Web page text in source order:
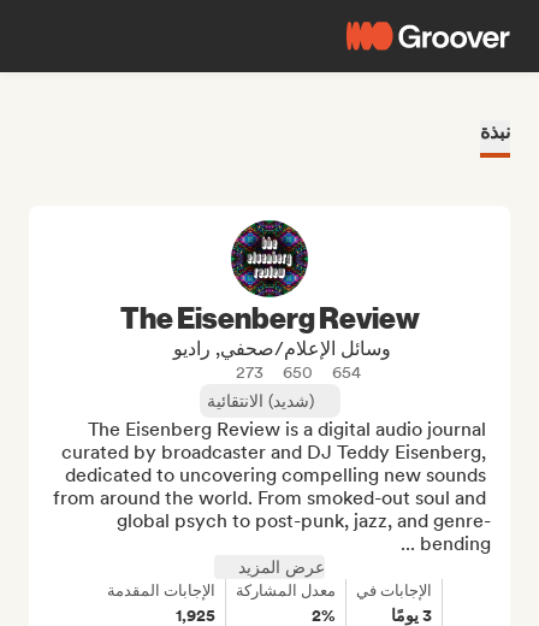
نبذة
The Eisenberg Review
وسائل الإعلام/صحفي, راديو
654
650
273
(شديد) الانتقائية
The Eisenberg Review is a digital audio journal
curated by broadcaster and DJ Teddy Eisenberg,
dedicated to uncovering compelling new sounds
from around the world. From smoked-out soul and
global psych to post-punk, jazz, and genre-
bending ...
عرض المزيد
الإجابات في
3 يومًا
معدل المشاركة
2%
الإجابات المقدمة
1,925